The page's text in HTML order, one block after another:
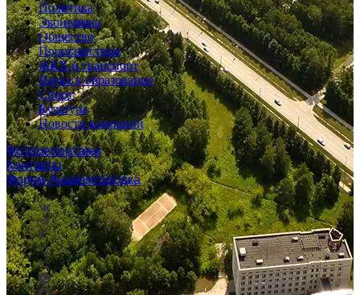
Политика
Экономика
Общество
Происшествия
ЖКХ и транспорт
Наука и образование
Спорт
Культура
Новости компаний
Фоторепортажи
Контакты
Форум Академгородка